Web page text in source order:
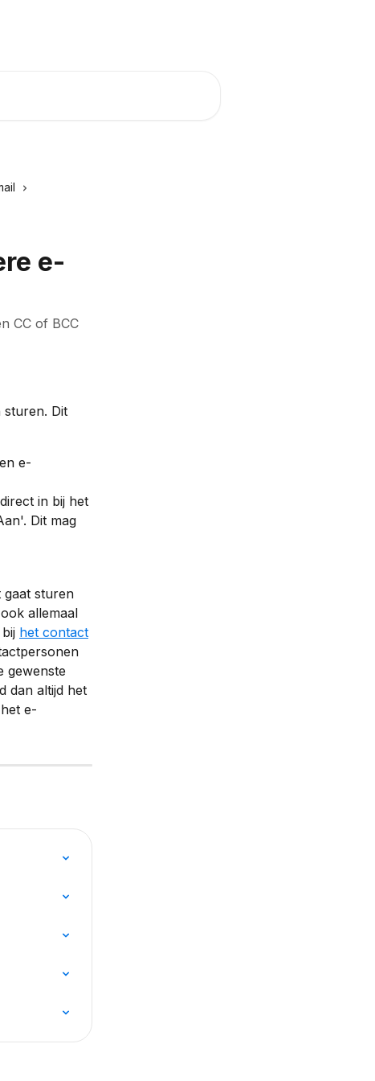
e-
CC of BCC
Dit
e-
in bij het
Dit mag
sturen
allemaal
het contact
gewenste
dan altijd het
e-